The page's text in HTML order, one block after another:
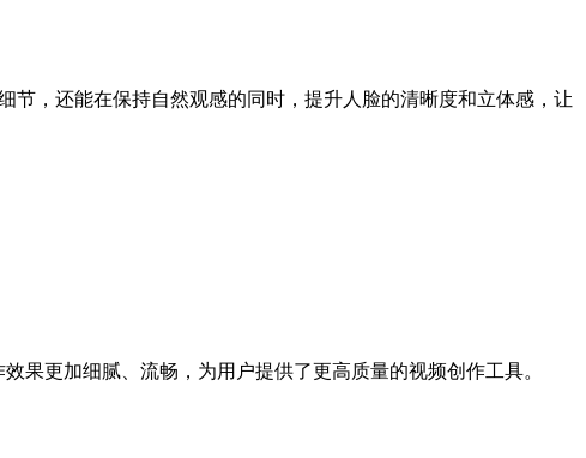
，还能在保持自然观感的同时，提升人脸的清晰度和立体感，让
细腻、流畅，为用户提供了更高质量的视频创作工具。